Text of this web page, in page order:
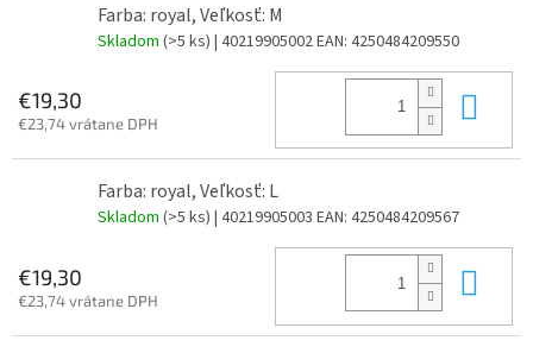
Farba: royal, Veľkosť: M
Skladom (>5 ks) | 40219905002EAN: 4250484209550
€19,30
€23,74 vrátane DPH
Farba: royal, Veľkosť: L
Skladom (>5 ks) | 40219905003 EAN: 4250484209567
€19,30
€23,74 vrátane DPH